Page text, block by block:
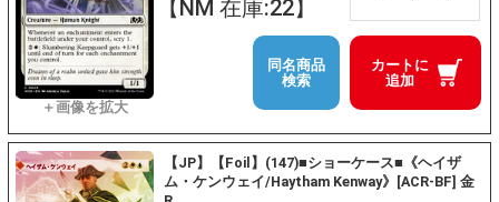
【NM 在庫:22】
カートに
追加
同名商品
検索
【JP】【Foil】(147)■ショーケース■《ヘイザ
ム・ケンウェイ/Haytham Kenway》[ACR-BF] 金